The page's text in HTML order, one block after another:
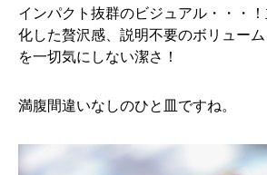
インパクト抜群のビジュアル・・・
化した贅沢感、説明不要のボリュー
を一切気にしない潔さ！
満腹間違いなしのひと皿ですね。